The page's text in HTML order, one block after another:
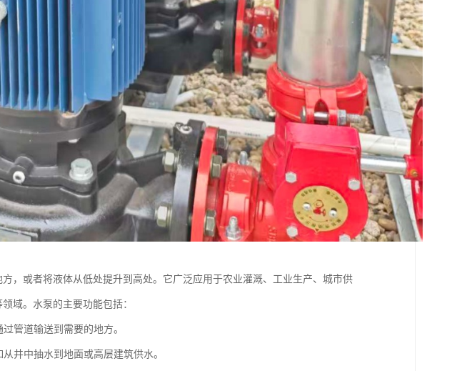
，或者将液体从低处提升到高处。它广泛应用于农业灌溉、工业生产、城市供
域。水泵的主要功能包括：
管道输送到需要的地方。
井中抽水到地面或高层建筑供水。